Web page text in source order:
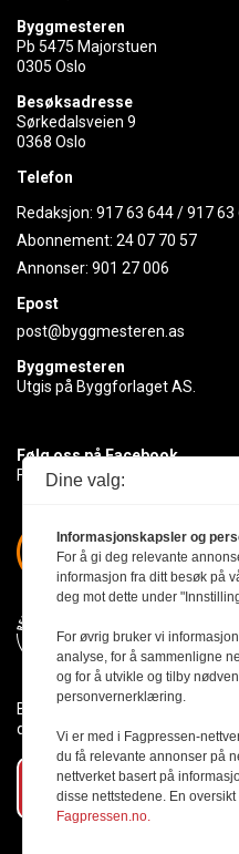
Byggmesteren
Pb 5475 Majorstuen
0305 Oslo
Besøksadresse
Sørkedalsveien 9
0368 Oslo
Telefon
Redaksjon: 917 63 644/917 63
Abonnement: 24 07 70 57
Annonser: 901 27 006
Epost
post@byggmesteren.as
Byggmesteren
Utgis på Byggforlaget AS.
Følg oss på Facebook
Få med deg det siste innen
Byggmesteren følger Vær
den er nedfelt i
Abonner på vårt
Dine valg:
Informasjonskapsler og
For å gi deg relevante
informasjon fra ditt besøk på
deg mot dette under
For øvrig bruker vi
analyse, for å sammenligne
og for å utvikle og tilby
personvernerklæring.
Vi er med i Fagpressen-
du få relevante annonser på
nettverket basert på
disse nettstedene. En
Fagpressen.no.